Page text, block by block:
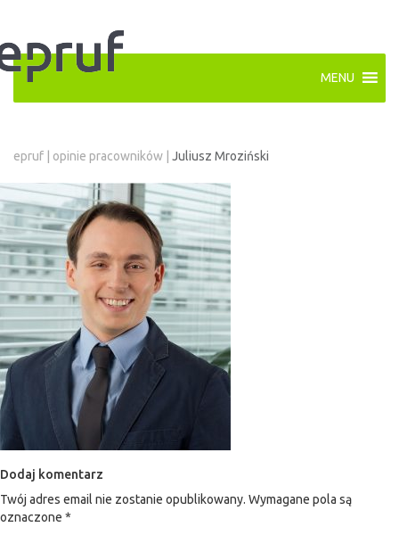
MENU
epruf opinie pracowników Juliusz Mroziński
Dodaj komentarz
Twój adres email nie zostanie opublikowany. Wymagane pola są
oznaczone *